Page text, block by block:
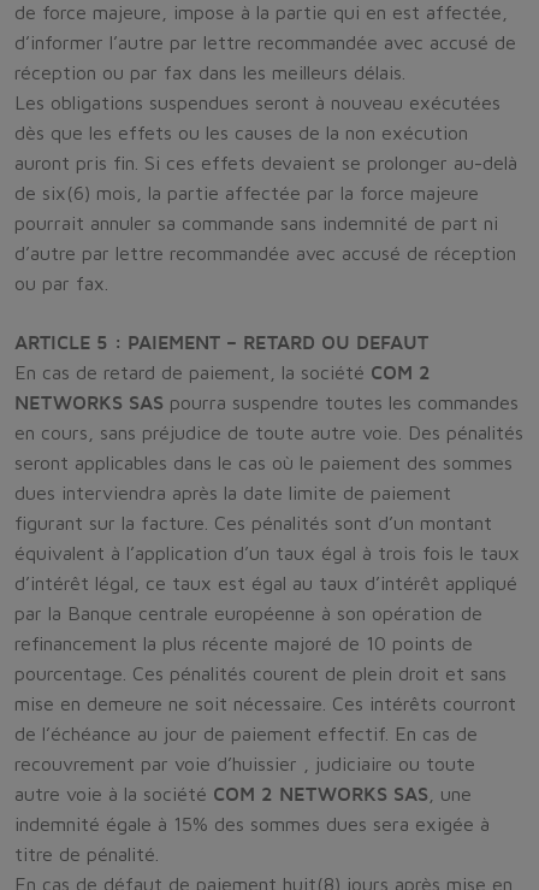
de force majeure, impose à la partie qui en est affectée,
d’informer l’autre par lettre recommandée avec accusé de
réception ou par fax dans les meilleurs délais.
Les obligations suspendues seront à nouveau exécutées
dès que les effets ou les causes de la non exécution
auront pris fin. Si ces effets devaient se prolonger au-delà
de six(6) mois, la partie affectée par la force majeure
pourrait annuler sa commande sans indemnité de part ni
d’autre par lettre recommandée avec accusé de réception
ou par fax.
ARTICLE 5 : PAIEMENT – RETARD OU DEFAUT
En cas de retard de paiement, la société COM 2
NETWORKS SAS pourra suspendre toutes les commandes
en cours, sans préjudice de toute autre voie. Des pénalités
seront applicables dans le cas où le paiement des sommes
dues interviendra après la date limite de paiement
figurant sur la facture. Ces pénalités sont d’un montant
équivalent à l’application d’un taux égal à trois fois le taux
d’intérêt légal, ce taux est égal au taux d’intérêt appliqué
par la Banque centrale européenne à son opération de
refinancement la plus récente majoré de 10 points de
pourcentage. Ces pénalités courent de plein droit et sans
mise en demeure ne soit nécessaire. Ces intérêts courront
de l’échéance au jour de paiement effectif. En cas de
recouvrement par voie d’huissier , judiciaire ou toute
autre voie à la société COM 2 NETWORKS SAS , une
indemnité égale à 15% des sommes dues sera exigée à
titre de pénalité.
En cas de défaut de paiement huit(8) jours après mise en